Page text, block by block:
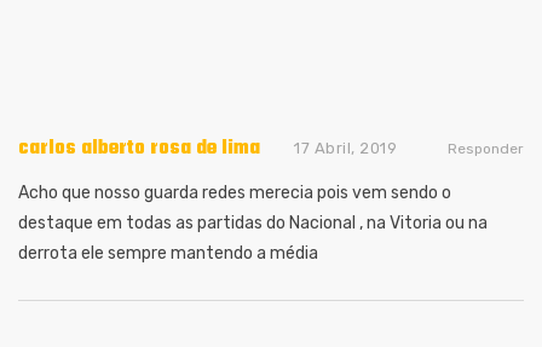
carlos alberto rosa de lima 17 Abril, 2019
Acho que nosso guarda redes merecia pois vem sendo o
destaque em todas as partidas do Nacional , na Vitoria ou na
derrota ele sempre mantendo a média
Responder